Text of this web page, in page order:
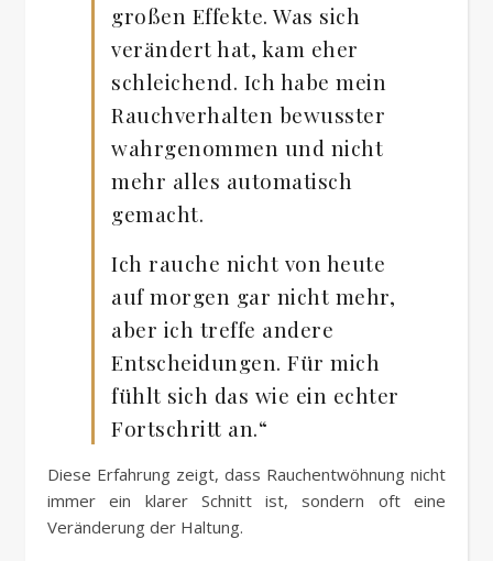
großen Effekte. Was sich
verändert hat, kam eher
schleichend. Ich habe mein
Rauchverhalten bewusster
wahrgenommen und nicht
mehr alles automatisch
gemacht.
Ich rauche nicht von heute
auf morgen gar nicht mehr,
aber ich treffe andere
Entscheidungen. Für mich
fühlt sich das wie ein echter
Fortschritt an.“
Diese Erfahrung zeigt, dass Rauchentwöhnung nicht
immer ein klarer Schnitt ist, sondern oft eine
Veränderung der Haltung.